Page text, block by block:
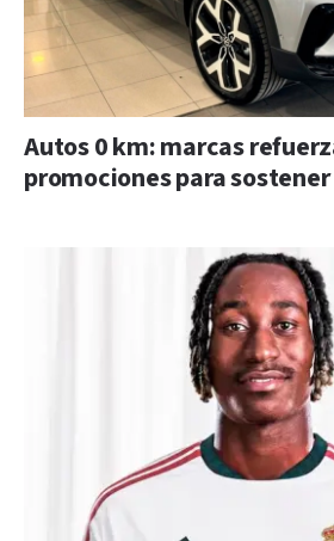
Autos 0 km: marcas
promociones para